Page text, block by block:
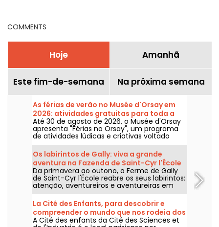
COMMENTS
Hoje Amanhã
Este fim-de-semana Na próxima semana
As férias de verão no Musée d'Orsay em
2026: atividades gratuitas para toda a
família
Até 30 de agosto de 2026, o Musée d'Orsay
apresenta "Férias no Orsay", um programa
de atividades lúdicas e criativas voltado
para crianças e famílias. Instalado no salão
de festas do museu, este projeto é gratuito
mediante apresentação de um ingresso de
entrada no museu.
Os labirintos de Gally: viva a grande
aventura na Fazenda de Saint-Cyr l'École
(78)
Da primavera ao outono, a Ferme de Gally
de Saint-Cyr l'École reabre os seus labirintos:
atenção, aventureiros e aventureiras em
formação, pode ser que não consigam
encontrar a saída...
La Cité des Enfants, para descobrir e
compreender o mundo que nos rodeia dos
5 aos 10 anos
A Cité des enfants da Cité des Sciences et